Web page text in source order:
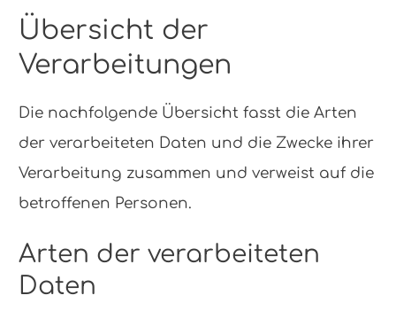
Übersicht der
Verarbeitungen
Die nachfolgende Übersicht fasst die Arten
der verarbeiteten Daten und die Zwecke ihrer
Verarbeitung zusammen und verweist auf die
betroffenen Personen.
Arten der verarbeiteten
Daten